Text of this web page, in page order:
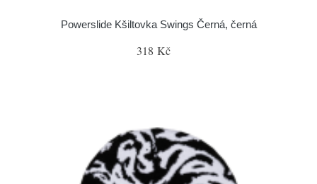
Powerslide Kšiltovka Swings Černá, černá
318 Kč